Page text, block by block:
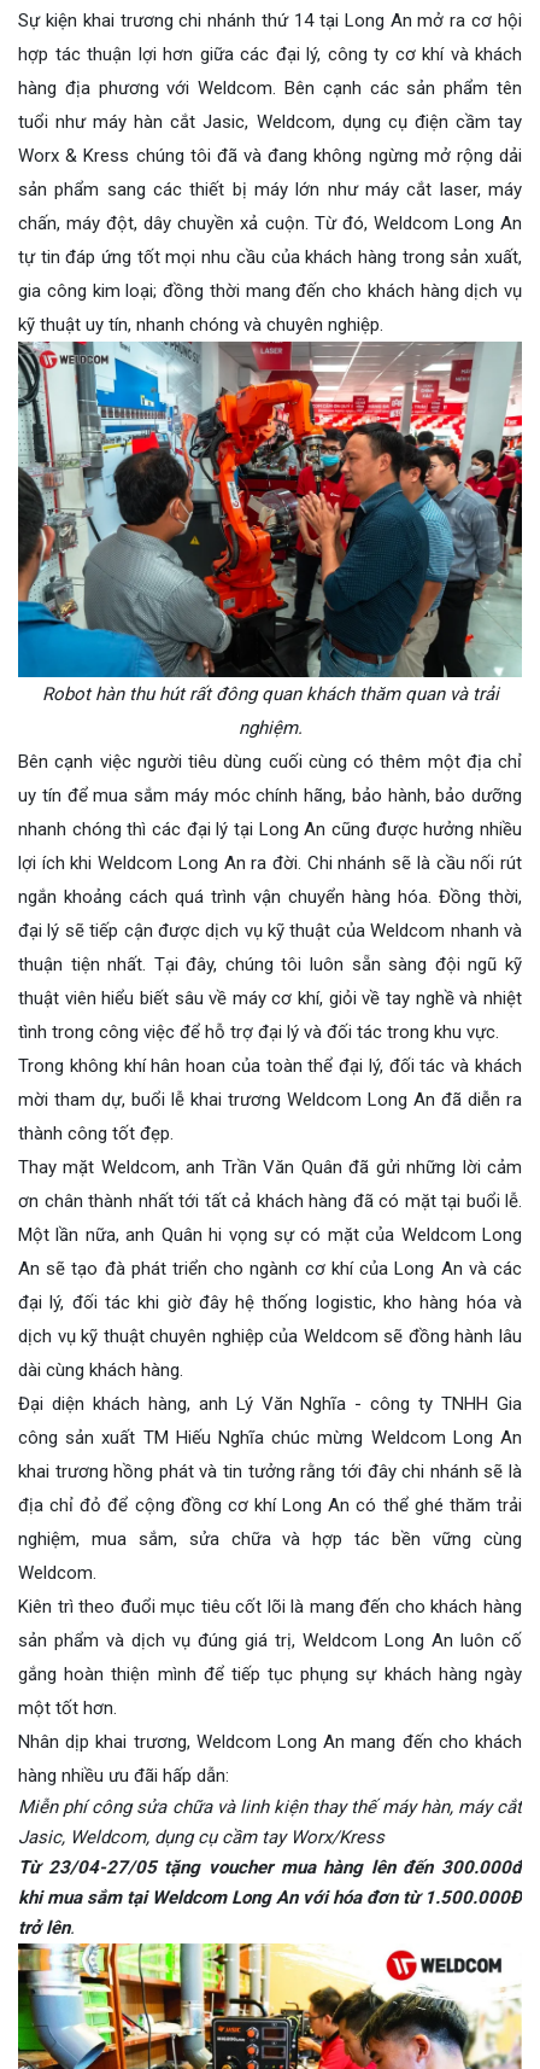
Sự kiện khai trương chi nhánh thứ 14 tại Long An mở ra cơ hội
hợp tác thuận lợi hơn giữa các đại lý, công ty cơ khí và khách
hàng địa phương với Weldcom. Bên cạnh các sản phẩm tên
tuổi như máy hàn cắt Jasic, Weldcom, dụng cụ điện cầm tay
Worx & Kress chúng tôi đã và đang không ngừng mở rộng dải
sản phẩm sang các thiết bị máy lớn như máy cắt laser, máy
chấn, máy đột, dây chuyền xả cuộn. Từ đó, Weldcom Long An
tự tin đáp ứng tốt mọi nhu cầu của khách hàng trong sản xuất,
gia công kim loại; đồng thời mang đến cho khách hàng dịch vụ
kỹ thuật uy tín, nhanh chóng và chuyên nghiệp.
Robot hàn thu hút rất đông quan khách thăm quan và trải
nghiệm.
Bên cạnh việc người tiêu dùng cuối cùng có thêm một địa chỉ
uy tín để mua sắm máy móc chính hãng, bảo hành, bảo dưỡng
nhanh chóng thì các đại lý tại Long An cũng được hưởng nhiều
lợi ích khi Weldcom Long An ra đời. Chi nhánh sẽ là cầu nối rút
ngắn khoảng cách quá trình vận chuyển hàng hóa. Đồng thời,
đại lý sẽ tiếp cận được dịch vụ kỹ thuật của Weldcom nhanh và
thuận tiện nhất. Tại đây, chúng tôi luôn sẵn sàng đội ngũ kỹ
thuật viên hiểu biết sâu về máy cơ khí, giỏi về tay nghề và nhiệt
tình trong công việc để hỗ trợ đại lý và đối tác trong khu vực.
Trong không khí hân hoan của toàn thể đại lý, đối tác và khách
mời tham dự, buổi lễ khai trương Weldcom Long An đã diễn ra
thành công tốt đẹp.
Thay mặt Weldcom, anh Trần Văn Quân đã gửi những lời cảm
ơn chân thành nhất tới tất cả khách hàng đã có mặt tại buổi lễ.
Một lần nữa, anh Quân hi vọng sự có mặt của Weldcom Long
An sẽ tạo đà phát triển cho ngành cơ khí của Long An và các
đại lý, đối tác khi giờ đây hệ thống logistic, kho hàng hóa và
dịch vụ kỹ thuật chuyên nghiệp của Weldcom sẽ đồng hành lâu
dài cùng khách hàng.
Đại diện khách hàng, anh Lý Văn Nghĩa - công ty TNHH Gia
công sản xuất TM Hiếu Nghĩa chúc mừng Weldcom Long An
khai trương hồng phát và tin tưởng rằng tới đây chi nhánh sẽ là
địa chỉ đỏ để cộng đồng cơ khí Long An có thể ghé thăm trải
nghiệm, mua sắm, sửa chữa và hợp tác bền vững cùng
Weldcom.
Kiên trì theo đuổi mục tiêu cốt lõi là mang đến cho khách hàng
sản phẩm và dịch vụ đúng giá trị, Weldcom Long An luôn cố
gắng hoàn thiện mình để tiếp tục phụng sự khách hàng ngày
một tốt hơn.
Nhân dịp khai trương, Weldcom Long An mang đến cho khách
hàng nhiều ưu đãi hấp dẫn:
Miễn phí công sửa chữa và linh kiện thay thế máy hàn, máy cắt
Jasic, Weldcom, dụng cụ cầm tay Worx/Kress
Từ 23/04-27/05 tặng voucher mua hàng lên đến 300.000đ
khi mua sắm tại Weldcom Long An với hóa đơn từ 1.500.000Đ
trở lên.